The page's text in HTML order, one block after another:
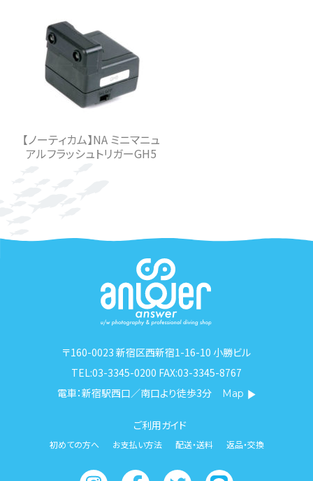
【ノーティカム】NA ミニマニュ
アルフラッシュトリガーGH5
〒160-0023 新宿区西新宿1-16-10 小勝ビル
TEL:03-3345-0200 FAX:03-3345-8767
電車：新宿駅西口／南口より徒歩3分
Map
ご利用ガイド
初めての方へ お支払い方法 配送・送料 返品・交換